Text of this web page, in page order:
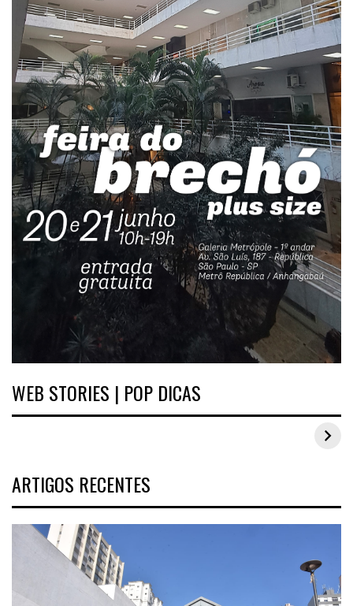
WEB STORIES | POP DICAS
Inspirações de looks plus size para o carnaval
ARTIGOS RECENTES